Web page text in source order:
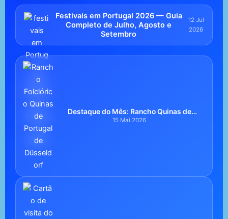
Festivais em Portugal 2026 — Guia
Completo de Julho, Agosto e
Setembro
12 Jul
2026
Destaque do Mês: Rancho Quinas de
Portugal de Düsseldorf
15 Mai 2026